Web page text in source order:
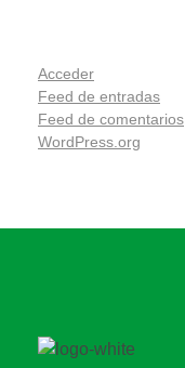
Acceder
Feed de entradas
Feed de comentarios
WordPress.org